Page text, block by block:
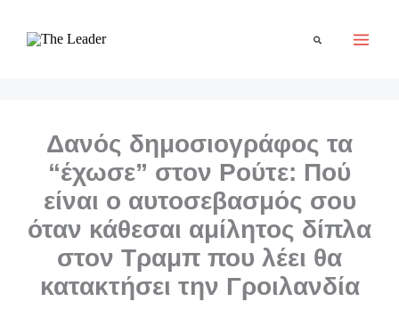
Αναζήτηση
Δανός δημοσιογράφος τα
“έχωσε” στον Ρούτε: Πού
είναι ο αυτοσεβασμός σου
όταν κάθεσαι αμίλητος δίπλα
στον Τραμπ που λέει θα
κατακτήσει την Γροιλανδία